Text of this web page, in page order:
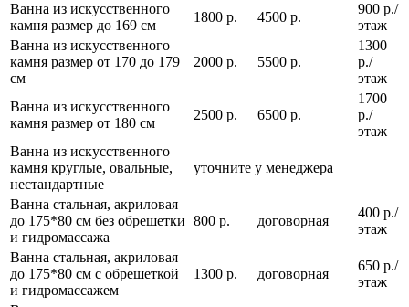
Ванна из искусственного
камня размер до 169 см
1800 р. 4500 р.
900 р./
этаж
Ванна из искусственного
камня размер от 170 до 179
см
2000 р. 5500 р.
1300
р./
этаж
Ванна из искусственного
камня размер от 180 см
2500 р. 6500 р.
1700
р./
этаж
Ванна из искусственного
камня круглые, овальные,
нестандартные
уточните у менеджера
Ванна стальная, акриловая
до 175*80 см без обрешетки
и гидромассажа
800 р. договорная
400 р./
этаж
Ванна стальная, акриловая
до 175*80 см с обрешеткой
и гидромассажем
1300 р. договорная
650 р./
этаж